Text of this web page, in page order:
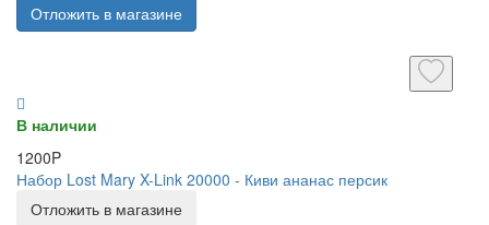
Отложить в магазине
В наличии
1200P
Набор Lost Mary X-Link 20000 - Киви ананас персик
Отложить в магазине